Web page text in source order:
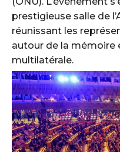
prestigieuse salle de
réunissant les
autour de la mémoire
multilatérale.